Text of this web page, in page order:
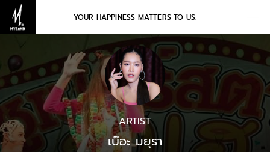
YOUR HAPPINESS MATTERS TO US.
ARTIST
เบ๊อะ มยุรา